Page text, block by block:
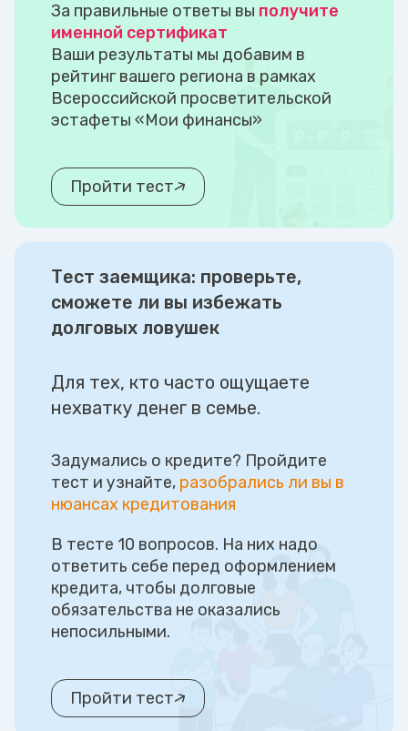
За правильные ответы вы получите
именной сертификат
Ваши результаты мы добавим в
рейтинг вашего региона в рамках
Всероссийской просветительской
эстафеты «Мои финансы»
Пройти тест
Тест заемщика: проверьте,
сможете ли вы избежать
долговых ловушек
Для тех, кто часто ощущаете
нехватку денег в семье.
Задумались о кредите? Пройдите
тест и узнайте, разобрались ли вы в
нюансах кредитования
В тесте 10 вопросов. На них надо
ответить себе перед оформлением
кредита, чтобы долговые
обязательства не оказались
непосильными.
Пройти тест